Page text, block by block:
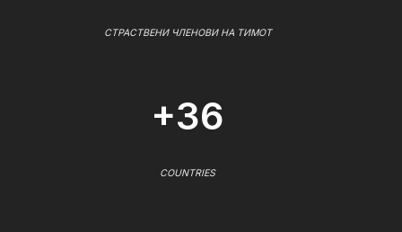
СТРАСТВЕНИ ЧЛЕНОВИ НА ТИМОТ
+36
COUNTRIES